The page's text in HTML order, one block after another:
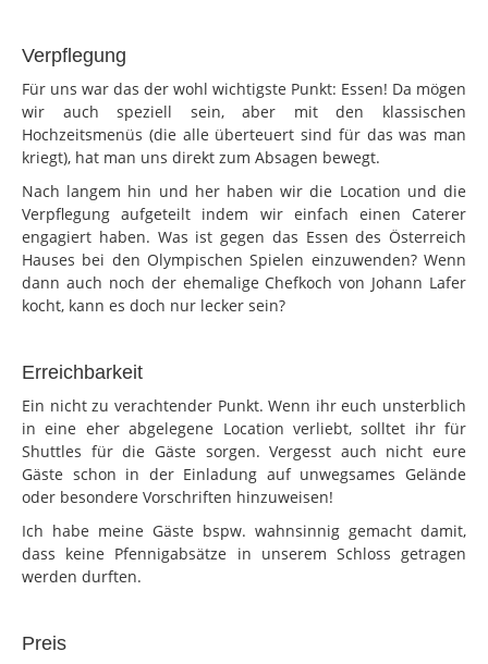
Verpflegung
Für uns war das der wohl wichtigste Punkt: Essen! Da mögen
wir auch speziell sein, aber mit den klassischen
Hochzeitsmenüs (die alle überteuert sind für das was man
kriegt), hat man uns direkt zum Absagen bewegt.
Nach langem hin und her haben wir die Location und die
Verpflegung aufgeteilt indem wir einfach einen Caterer
engagiert haben. Was ist gegen das Essen des Österreich
Hauses bei den Olympischen Spielen einzuwenden? Wenn
dann auch noch der ehemalige Chefkoch von Johann Lafer
kocht, kann es doch nur lecker sein?
Erreichbarkeit
Ein nicht zu verachtender Punkt. Wenn ihr euch unsterblich
in eine eher abgelegene Location verliebt, solltet ihr für
Shuttles für die Gäste sorgen. Vergesst auch nicht eure
Gäste schon in der Einladung auf unwegsames Gelände
oder besondere Vorschriften hinzuweisen!
Ich habe meine Gäste bspw. wahnsinnig gemacht damit,
dass keine Pfennigabsätze in unserem Schloss getragen
werden durften.
Preis